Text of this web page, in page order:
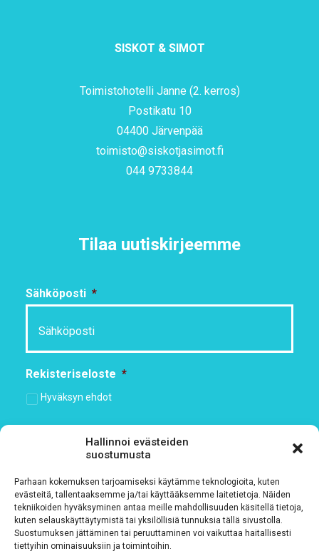
Hallinnoi evästeiden
suostumusta
Parhaan kokemuksen tarjoamiseksi käytämme teknologioita, kuten
evästeitä, tallentaaksemme ja/tai käyttääksemme laitetietoja. Näiden
tekniikoiden hyväksyminen antaa meille mahdollisuuden käsitellä tietoja,
kuten selauskäyttäytymistä tai yksilöllisiä tunnuksia tällä sivustolla.
Suostumuksen jättäminen tai peruuttaminen voi vaikuttaa haitallisesti
tiettyihin ominaisuuksiin ja toimintoihin.
SISKOT & SIMOT
Toimistohotelli Janne (2. kerros)
Postikatu 10
04400 Järvenpää
toimisto@siskotjasimot.fi
044 9733844
Tilaa uutiskirjeemme
Sähköposti *
Rekisteriseloste *
Hyväksyn ehdot
Tutustu rekisteriselosteeseemme tämän linkin kautta!